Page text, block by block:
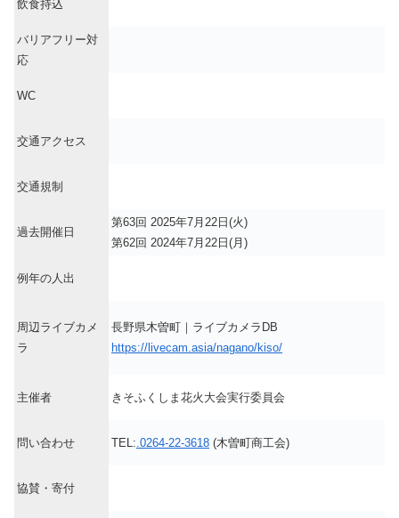
飲食持込
バリアフリー対
応
WC
交通アクセス
交通規制
過去開催日
第63回 2025年7月22日(火)
第62回 2024年7月22日(月)
例年の人出
周辺ライブカメ
ラ
長野県木曽町｜ライブカメラDB
https://livecam.asia/nagano/kiso/
主催者 きそふくしま花火大会実行委員会
問い合わせ TEL:.0264-22-3618 (木曽町商工会)
協賛・寄付